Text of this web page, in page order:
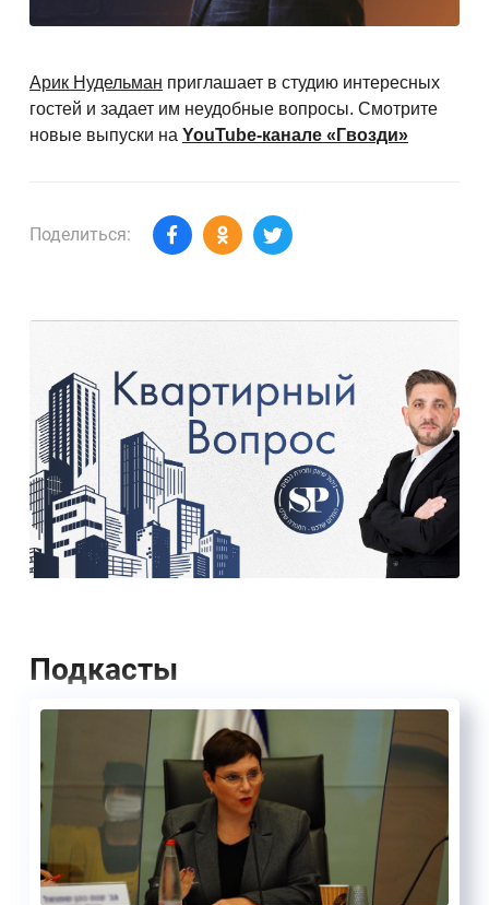
Арик Нудельман приглашает в студию интересных
гостей и задает им неудобные вопросы. Смотрите
новые выпуски на YouTube-канале «Гвозди»
Поделиться:
Подкасты